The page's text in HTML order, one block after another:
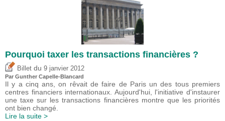
Pourquoi taxer les transactions financières ?
Billet du 9 janvier 2012
Par Gunther Capelle-Blancard
Il y a cinq ans, on rêvait de faire de Paris un des tous premiers
centres financiers internationaux. Aujourd'hui, l'initiative d'instaurer
une taxe sur les transactions financières montre que les priorités
ont bien changé.
Lire la suite >